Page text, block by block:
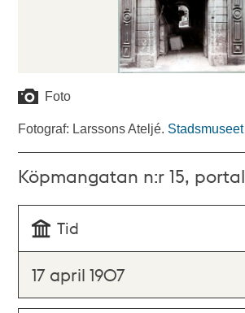
Foto
Fotograf: Larssons Ateljé. Stadsmuseet
Köpmangatan n:r 15, portal
Tid
17 april 1907